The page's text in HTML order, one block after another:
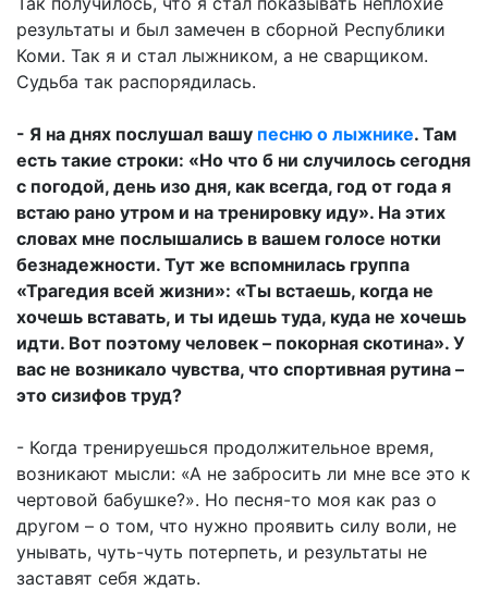
результаты и был замечен в сборной Республики
Коми. Так я и стал лыжником, а не сварщиком.
Судьба так распорядилась.
- Я на днях послушал вашу песню о лыжнике. Там
есть такие строки: «Но что б ни случилось сегодня
с погодой, день изо дня, как всегда, год от года я
встаю рано утром и на тренировку иду». На этих
словах мне послышались в вашем голосе нотки
безнадежности. Тут же вспомнилась группа
«Трагедия всей жизни»: «Ты встаешь, когда не
хочешь вставать, и ты идешь туда, куда не хочешь
идти. Вот поэтому человек – покорная скотина». У
вас не возникало чувства, что спортивная рутина –
это сизифов труд?
- Когда тренируешься продолжительное время,
возникают мысли: «А не забросить ли мне все это к
чертовой бабушке?». Но песня-то моя как раз о
другом – о том, что нужно проявить силу воли, не
унывать, чуть-чуть потерпеть, и результаты не
заставят себя ждать.